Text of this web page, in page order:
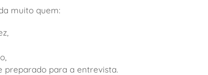
muito quem:
preparado para a entrevista.